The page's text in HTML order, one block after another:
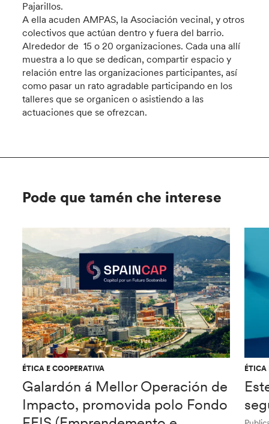
Pajarillos.
A ella acuden AMPAS, la Asociación vecinal, y otros
colectivos que actúan dentro y fuera del barrio.
Alrededor de 15 o 20 organizaciones. Cada una allí
muestra a lo que se dedican, compartir espacio y
relación entre las organizaciones participantes, así
como pasar un rato agradable participando en los
talleres que se organicen o asistiendo a las
actuaciones que se ofrezcan.
Pode que tamén che interese
ÉTICA E COOPERATIVA
Galardón á Mellor Operación de
Impacto, promovida polo Fondo
ÉTICA